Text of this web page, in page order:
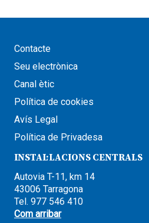
Contacte
Seu electrònica
Canal ètic
Política de cookies
Avís Legal
Política de Privadesa
INSTAL·LACIONS CENTRALS
Autovia T-11, km 14
43006 Tarragona
Tel. 977 546 410
Com arribar